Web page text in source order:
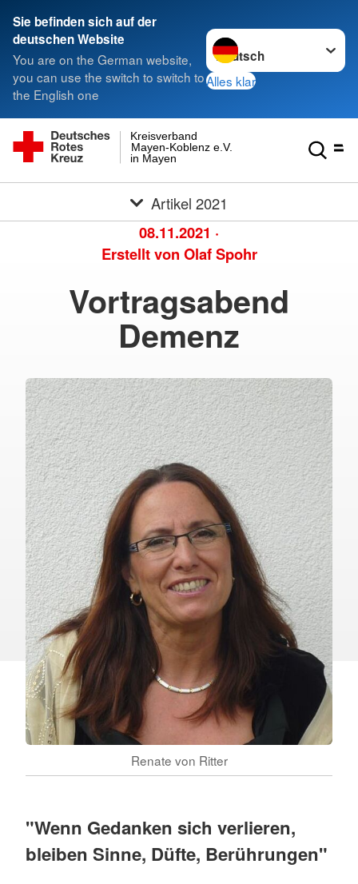
Sie befinden sich auf der
deutschen Website
You are on the German website,
you can use the switch to switch to
the English one
Sprache wechseln zu
Alles klar
in Mayen
Mayen-Koblenz e.V.
Kreisverband
Artikel 2021
08.11.2021 ·
Erstellt von Olaf Spohr
Vortragsabend
Demenz
Renate von Ritter
"Wenn Gedanken sich verlieren,
bleiben Sinne, Düfte, Berührungen"